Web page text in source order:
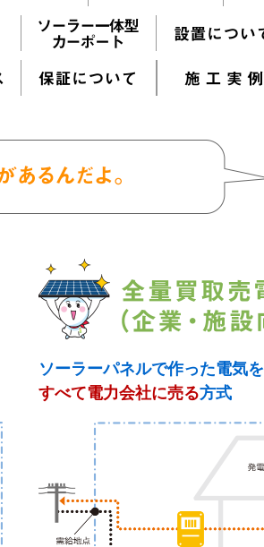
ソーラーパネルで作った電気を
すべて電力会社に売る方式